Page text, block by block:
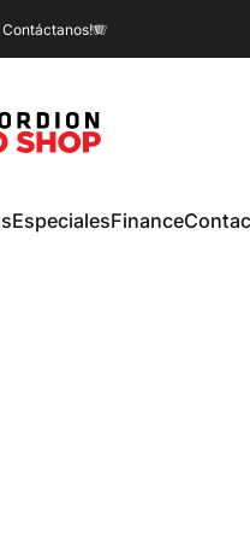
EspecialesFinance